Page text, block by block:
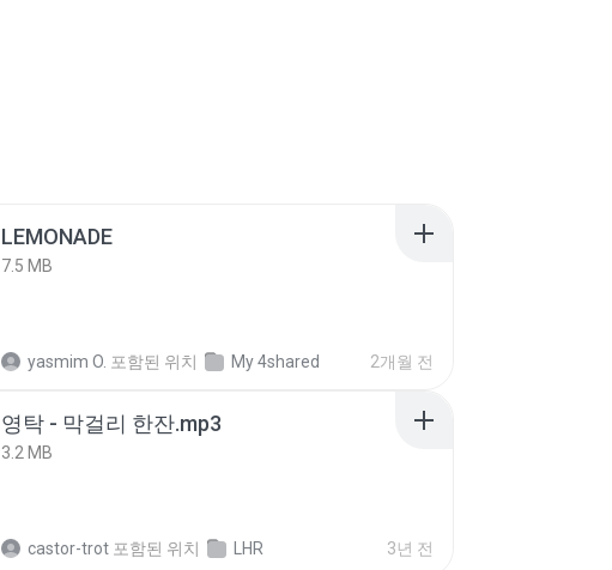
LEMONADE
7.5 MB
yasmim O. 포함된 위치 My 4shared 2개월 전
영탁 - 막걸리 한잔.mp3
3.2 MB
castor-trot 포함된 위치 LHR 3년 전